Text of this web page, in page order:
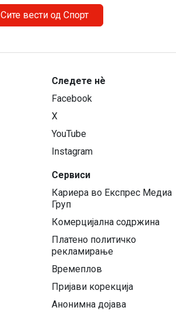
Сите вести од Спорт
Следете нѐ
Facebook
X
YouTube
Instagram
Сервиси
Кариера во Експрес Медиа
Груп
Комерцијална содржина
Платено политичко
рекламирање
Времеплов
Пријави корекција
Анонимна дојава